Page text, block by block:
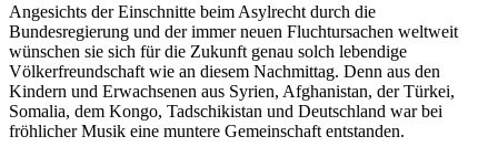
Angesichts der Einschnitte beim Asylrecht durch die
Bundesregierung und der immer neuen Fluchtursachen weltweit
wünschen sie sich für die Zukunft genau solch lebendige
Völkerfreundschaft wie an diesem Nachmittag. Denn aus den
Kindern und Erwachsenen aus Syrien, Afghanistan, der Türkei,
Somalia, dem Kongo, Tadschikistan und Deutschland war bei
fröhlicher Musik eine muntere Gemeinschaft entstanden.